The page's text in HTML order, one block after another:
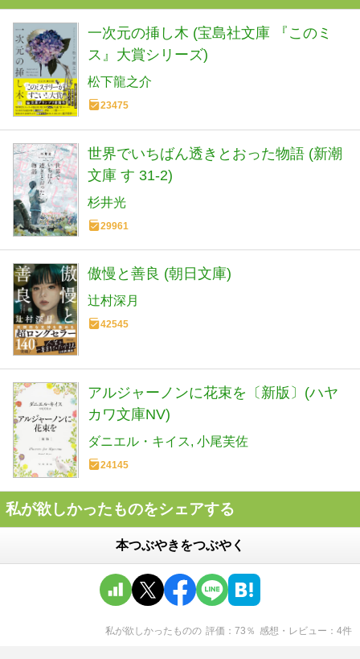
一次元の挿し木 (宝島社文庫 『このミ
ス』大賞シリーズ)
松下龍之介
23475
世界でいちばん透きとおった物語 (新潮
文庫 す 31-2)
杉井光
29961
傲慢と善良 (朝日文庫)
辻村深月
42545
アルジャーノンに花束を〔新版〕(ハヤ
カワ文庫NV)
ダニエル・キイス 小尾芙佐
24145
私が欲しかったものをシェアする
本つぶやきをつぶやく
私が欲しかったものの 評価 73 ％ 感想・レビュー 4件